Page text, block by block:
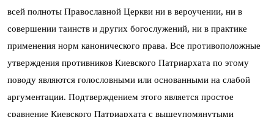
всей полноты Православной Церкви ни в вероучении, ни в
совершении таинств и других богослужений, ни в практике
применения норм канонического права. Все противоположные
утверждения противников Киевского Патриархата по этому
поводу являются голословными или основанными на слабой
аргументации. Подтверждением этого является простое
сравнение Киевского Патриархата с вышеупомянутыми